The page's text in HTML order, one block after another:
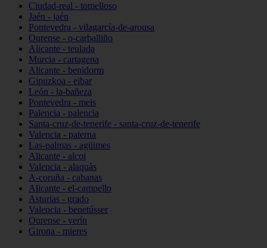
Ciudad-real - tomelloso
Jaén - jaén
Pontevedra - vilagarcía-de-arousa
Ourense - o-carballiño
Alicante - teulada
Murcia - cartagena
Alicante - benidorm
Gipuzkoa - eibar
León - la-bañeza
Pontevedra - meis
Palencia - palencia
Santa-cruz-de-tenerife - santa-cruz-de-tenerife
Valencia - paterna
Las-palmas - agüimes
Alicante - alcoi
Valencia - alaquàs
A-coruña - cabanas
Alicante - el-campello
Asturias - grado
Valencia - benetússer
Ourense - verín
Girona - mieres